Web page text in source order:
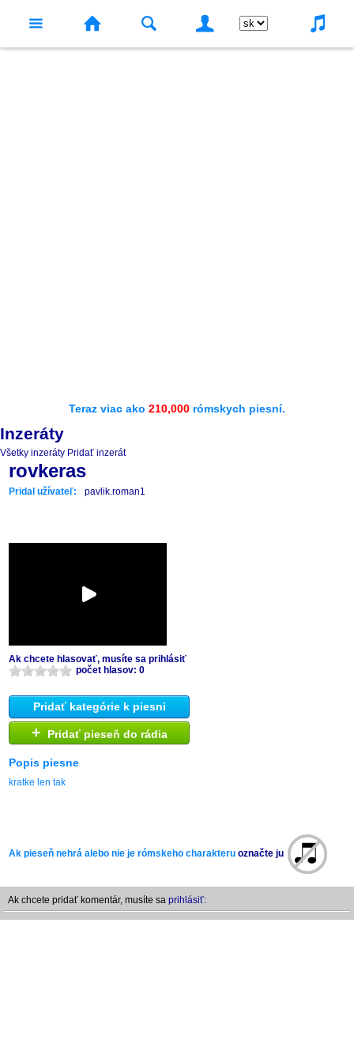
Teraz viac ako 210,000 rómskych piesní.
Inzeráty
Všetky inzeráty Pridať inzerát
rovkeras
Pridal užívateľ: pavlik.roman1
Ak chcete hlasovať, musíte sa prihlásiť
počet hlasov: 0
Pridať kategórie k piesni
+ Pridať pieseň do rádia
Popis piesne
kratke len tak
Ak pieseň nehrá alebo nie je rómskeho charakteru označte ju
Ak chcete pridať komentár, musíte sa prihlásiť: